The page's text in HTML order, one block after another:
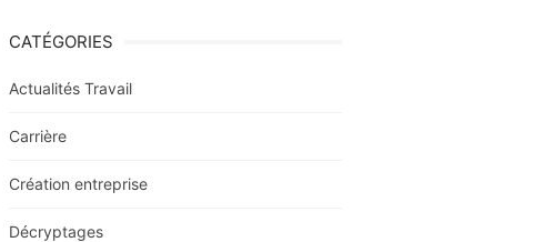
CATÉGORIES
Actualités Travail
Carrière
Création entreprise
Décryptages